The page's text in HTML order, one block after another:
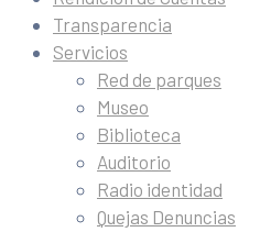
Transparencia
Servicios
Red de parques
Museo
Biblioteca
Auditorio
Radio identidad
Quejas Denuncias